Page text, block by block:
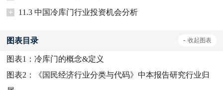
+
11.3 中国冷库门行业投资机会分析
图表目录 - 收起图表
图表1：冷库门的概念&定义
图表2：
《国民经济行业分类与代码》中本报告研究行业归